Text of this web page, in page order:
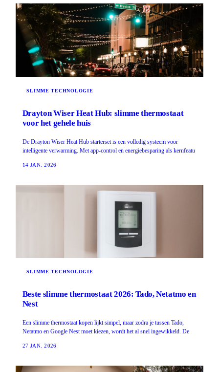
SLIMME TECHNOLOGIE
Drayton Wiser Heat Hub: slimme thermostaat
voor het gehele huis
De Drayton Wiser Heat Hub starterset is een volledig systeem voor
intelligente verwarming. Met app-control en energiebesparing als kernfeatu
14 JAN. 2026
SLIMME TECHNOLOGIE
Beste slimme thermostaat 2026: Tado, Netatmo en
Nest
Een slimme thermostaat kopen lijkt simpel, maar zodra je tussen Tado,
Netatmo en Google Nest moet kiezen, wordt het al snel ingewikkeld. De
27 JAN. 2026